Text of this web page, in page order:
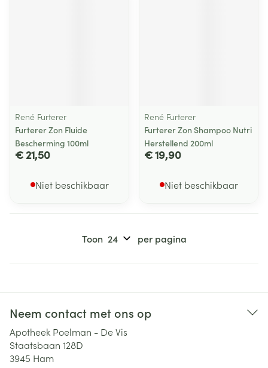
René Furterer
Furterer Zon Fluide
Bescherming 100ml
€ 21,50
Niet beschikbaar
René Furterer
Furterer Zon Shampoo Nutri
Herstellend 200ml
€ 19,90
Niet beschikbaar
Toon per pagina
Neem contact met ons op
Apotheek Poelman - De Vis
Staatsbaan 128D
3945 Ham